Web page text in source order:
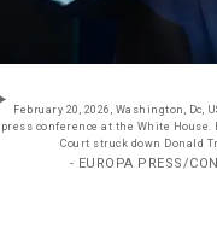
February 20, 2026, Washington, Dc,
press conference at the White House.
Court struck down Donald
- EUROPA PRESS/